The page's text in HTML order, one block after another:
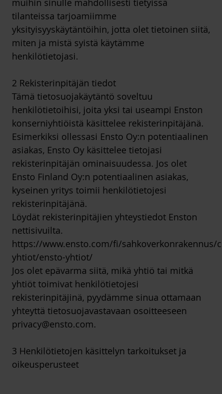
muihin sinulle mahdollisesti tietyissä
tilanteissa tarjoamiimme
yksityisyyskäytäntöihin, jotta olet tietoinen siitä,
miten ja mistä syistä käytämme
henkilötietojasi.
2 Rekisterinpitäjän tiedot
Tämä tietosuojakäytäntö soveltuu
henkilötietoihisi, joita yksi tai useampi Enston
konserniyhtiöistä käsittelee rekisterinpitäjänä.
Esimerkiksi ollessasi Ensto Oy:n potentiaalinen
asiakas, Ensto Oy käsittelee tietojasi
rekisterinpitäjän ominaisuudessa. Jos olet
Ensto Finland Oy:n potentiaalinen asiakas,
kyseinen yritys toimii henkilötietojesi
rekisterinpitäjänä.
Löydät rekisterinpitäjien yhteystiedot Enston
nettisivuilta.
https://www.ensto.com/fi/sahkoverkonrakennus/
yhtiot/ensto-yhtiot/
Jos olet epävarma siitä, mikä yhtiö tai mitkä
yhtiöt toimivat henkilötietojesi
rekisterinpitäjinä, pyydämme sinua ottamaan
yhteyttä tietosuojavastavaan osoitteeseen
privacy@ensto.com.
3 Henkilötietojen käsittelyn tarkoitukset ja
oikeusperusteet